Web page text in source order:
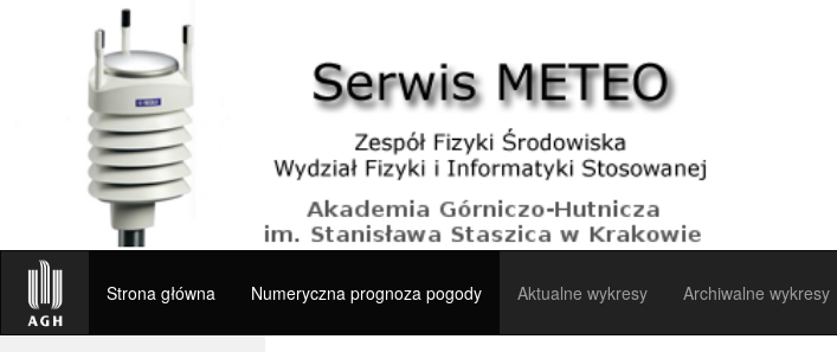
Strona główna Numeryczna prognoza pogody Aktualne wykresy Archiwalne wykresy